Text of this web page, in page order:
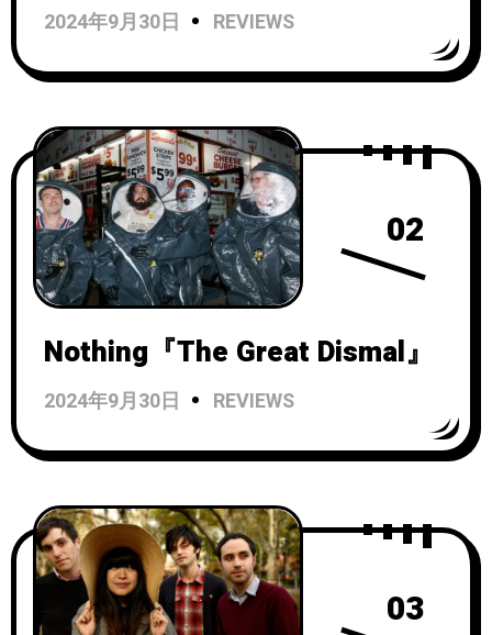
2024年9月30日 REVIEWS
02
Nothing『The Great Dismal』
2024年9月30日 REVIEWS
03